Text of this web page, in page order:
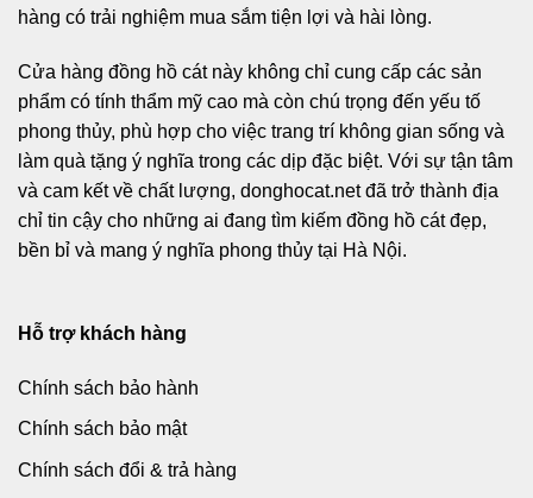
hàng có trải nghiệm mua sắm tiện lợi và hài lòng.
Cửa hàng đồng hồ cát này không chỉ cung cấp các sản
phẩm có tính thẩm mỹ cao mà còn chú trọng đến yếu tố
phong thủy, phù hợp cho việc trang trí không gian sống và
làm quà tặng ý nghĩa trong các dịp đặc biệt. Với sự tận tâm
và cam kết về chất lượng, donghocat.net đã trở thành địa
chỉ tin cậy cho những ai đang tìm kiếm đồng hồ cát đẹp,
bền bỉ và mang ý nghĩa phong thủy tại Hà Nội.
Hỗ trợ khách hàng
Chính sách bảo hành
Chính sách bảo mật
Chính sách đổi & trả hàng